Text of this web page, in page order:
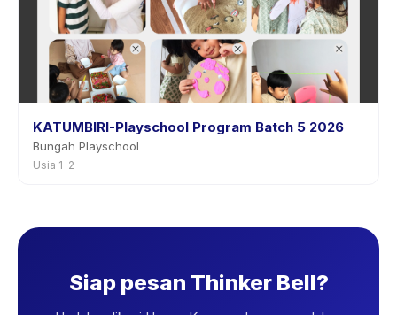
KATUMBIRI-Playschool Program Batch 5 2026
Bungah Playschool
Usia 1–2
Siap pesan Thinker Bell?